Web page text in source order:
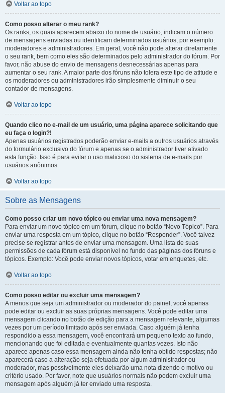
Voltar ao topo
Como posso alterar o meu rank?
Os ranks, os quais aparecem abaixo do nome de usuário, indicam o número
de mensagens enviadas ou identificam determinados usuários, por exemplo:
moderadores e administradores. Em geral, você não pode alterar diretamente
o seu rank, bem como eles são determinados pelo administrador do fórum. Por
favor, não abuse do envio de mensagens desnecessárias apenas para
aumentar o seu rank. A maior parte dos fóruns não tolera este tipo de atitude e
os moderadores ou administradores irão simplesmente diminuir o seu
contador de mensagens.
Voltar ao topo
Quando clico no e-mail de um usuário, uma página aparece solicitando que
eu faça o login?!
Apenas usuários registrados poderão enviar e-mails a outros usuários através
do formulário exclusivo do fórum e apenas se o administrador tiver ativado
esta função. Isso é para evitar o uso malicioso do sistema de e-mails por
usuários anônimos.
Voltar ao topo
Sobre as Mensagens
Como posso criar um novo tópico ou enviar uma nova mensagem?
Para enviar um novo tópico em um fórum, clique no botão “Novo Tópico”. Para
enviar uma resposta em um tópico, clique no botão “Responder”. Você talvez
precise se registrar antes de enviar uma mensagem. Uma lista de suas
permissões de cada fórum está disponível no fundo das páginas dos fóruns e
tópicos. Exemplo: Você pode enviar novos tópicos, votar em enquetes, etc.
Voltar ao topo
Como posso editar ou excluir uma mensagem?
A menos que seja um administrador ou moderador do painel, você apenas
pode editar ou excluir as suas próprias mensagens. Você pode editar uma
mensagem clicando no botão de edição para a mensagem relevante, algumas
vezes por um período limitado após ser enviada. Caso alguém já tenha
respondido a essa mensagem, você encontrará um pequeno texto ao fundo,
mencionando que foi editada e eventualmente quantas vezes. Isto não
aparece apenas caso essa mensagem ainda não tenha obtido respostas; não
aparecerá caso a alteração seja efetuada por algum administrador ou
moderador, mas possivelmente eles deixarão uma nota dizendo o motivo ou
critério usado. Por favor, note que usuários normais não podem excluir uma
mensagem após alguém já ter enviado uma resposta.